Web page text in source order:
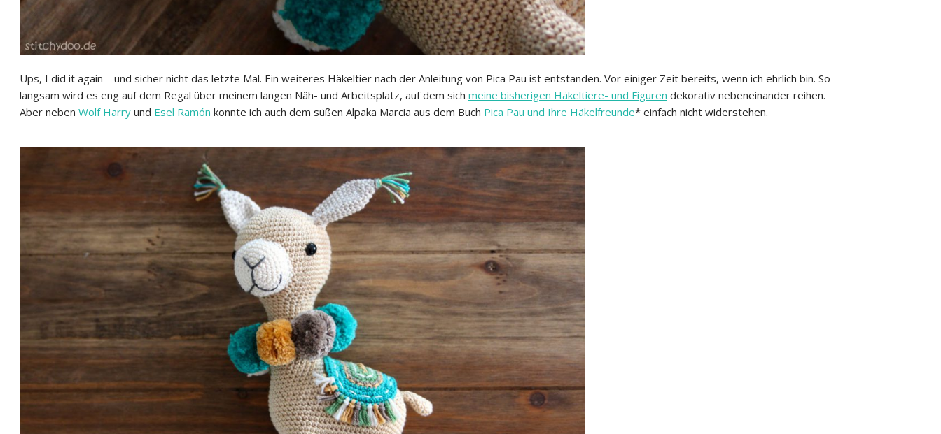
Ups, I did it again – und sicher nicht das letzte Mal. Ein weiteres Häkeltier nach der Anleitung von Pica Pau ist entstanden. Vor einiger Zeit bereits, wenn ich ehrlich bin. So
langsam wird es eng auf dem Regal über meinem langen Näh- und Arbeitsplatz, auf dem sich meine bisherigen Häkeltiere- und Figuren dekorativ nebeneinander reihen.
Aber neben Wolf Harry und Esel Ramón konnte ich auch dem süßen Alpaka Marcia aus dem Buch Pica Pau und Ihre Häkelfreunde* einfach nicht widerstehen.